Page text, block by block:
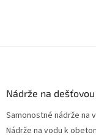
obetonování.Volitelné
Nádrže na
Samonostné nádrže na
Nádrže na vodu k